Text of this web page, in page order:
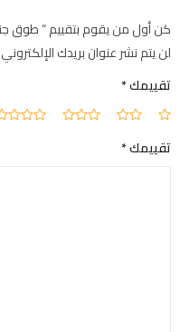
كن أول من يقوم بتقييم “ طوق جنط
لن يتم نشر عنوان بريدك
تقييمك*
تقييمك*